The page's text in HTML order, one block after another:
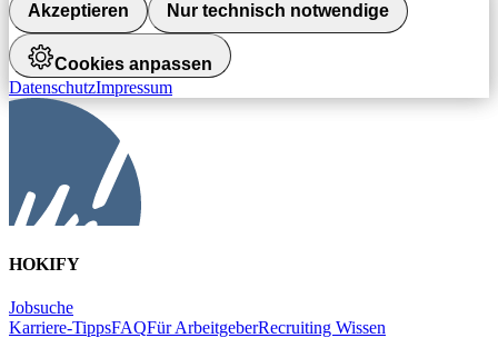
Akzeptieren Nur technisch notwendige
Cookies anpassen
DatenschutzImpressum
HOKIFY
Jobsuche
Karriere-TippsFAQFür ArbeitgeberRecruiting Wissen